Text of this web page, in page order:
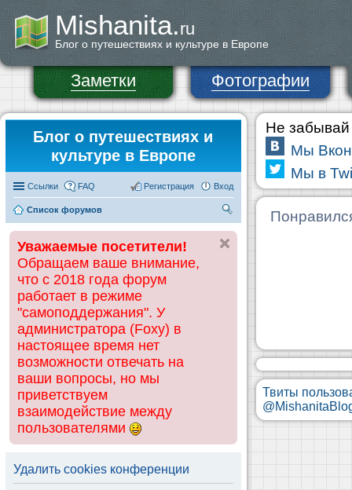
Mishanita.ru
Блог о путешествиях и культуре в Европе
Заметки Фотографии
Блог о путешествиях и
культуре в Европе
Ссылки FAQ Вход
Регистрация
Список форумов
ск
Уважаемые посетители!
Обращаем ваше внимание,
что с 2018 года форум
работает в режиме
"самоподдержания". У
администратора (Foxy) в
настоящее время нет
возможности отвечать на
ваши вопросы, но мы
приветствуем
взаимодействие между
пользователями
Удалить cookies конференции
Не забывай
Мы
Мы в
Твиты